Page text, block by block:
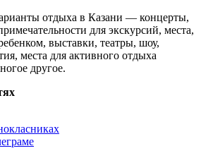
отдыха в Казани — концерты,
для экскурсий, места,
выставки, театры, шоу,
места для активного отдыха
другое.